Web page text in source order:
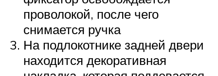
проволокой, после чего
снимается ручка
На подлокотнике задней двери
находится декоративная